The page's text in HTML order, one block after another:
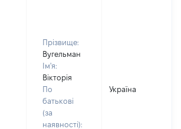
Прізвище:
Вугельман
Ім'я:
Вікторія
По
батькові
(за
наявності):
Україна